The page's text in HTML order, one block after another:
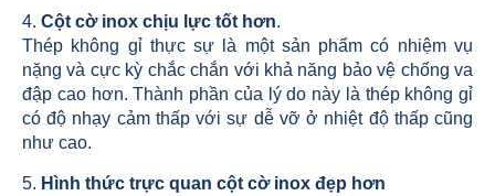
4. Cột cờ inox chịu lực tốt hơn.
Thép không gỉ thực sự là một sản phẩm có nhiệm vụ
nặng và cực kỳ chắc chắn với khả năng bảo vệ chống va
đập cao hơn. Thành phần của lý do này là thép không gỉ
có độ nhạy cảm thấp với sự dễ vỡ ở nhiệt độ thấp cũng
như cao.
5. Hình thức trực quan cột cờ inox đẹp hơn